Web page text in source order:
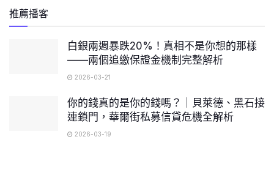
推薦播客
白銀兩週暴跌20%！真相不是你想的那樣
——兩個追繳保證金機制完整解析
2026-03-21
你的錢真的是你的錢嗎？｜貝萊德、黑石接
連鎖門，華爾街私募信貸危機全解析
2026-03-19